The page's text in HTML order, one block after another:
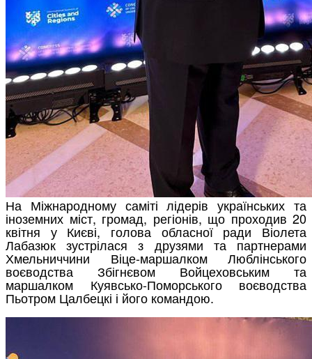
На Міжнародному саміті лідерів українських та
іноземних міст, громад, регіонів, що проходив 20
квітня у Києві, голова обласної ради Віолета
Лабазюк зустрілася з друзями та партнерами
Хмельниччини Віце-маршалком Люблінського
воєводства Збігнєвом Войцеховським та
маршалком Куявсько-Поморського воєводства
Пьотром Цалбецкі і його командою.